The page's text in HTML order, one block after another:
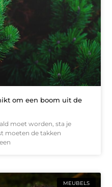
om een boom uit de
moet worden, sta je
moeten de takken
MEUBELS